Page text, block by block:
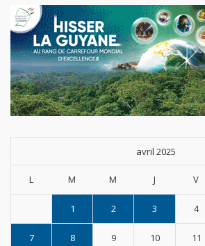
avril 2025
L M M J V
1 2 3 4
7 8 9 10 11